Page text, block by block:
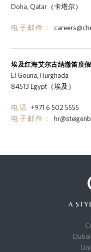
Doha, Qatar（卡塔尔）
电子邮件：
埃及红海艾尔古纳澈笛度假
El Gouna, Hurghada
84513 Egypt（埃及）
电话 +971 6 502 5555
电子邮件：